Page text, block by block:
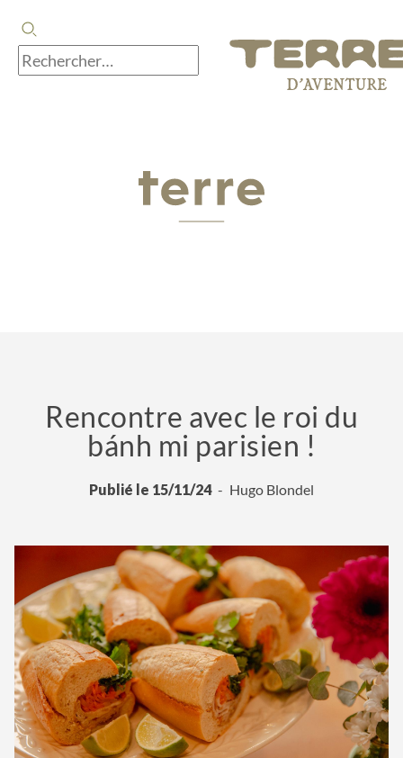
Rencontre avec le roi du
bánh mi parisien !
Publié le 15/11/24 Hugo Blondel